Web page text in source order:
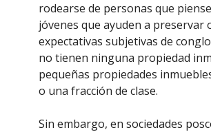
rodearse de personas que
jóvenes que ayuden a preservar
expectativas subjetivas de
no tienen ninguna propiedad
pequeñas propiedades
o una fracción de clase.
Sin embargo, en sociedades